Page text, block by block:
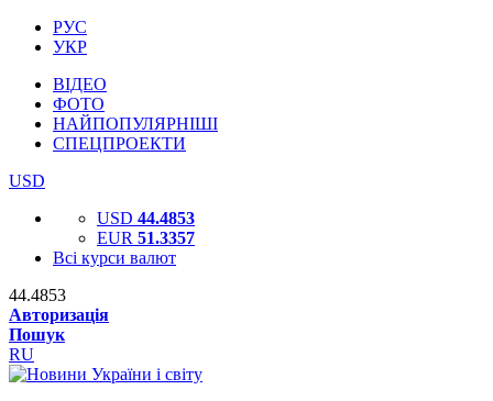
РУС
УКР
ВІДЕО
ФОТО
НАЙПОПУЛЯРНІШІ
СПЕЦПРОЕКТИ
USD
USD 44.4853
EUR 51.3357
Всі курси валют
44.4853
Авторизація
Пошук
RU